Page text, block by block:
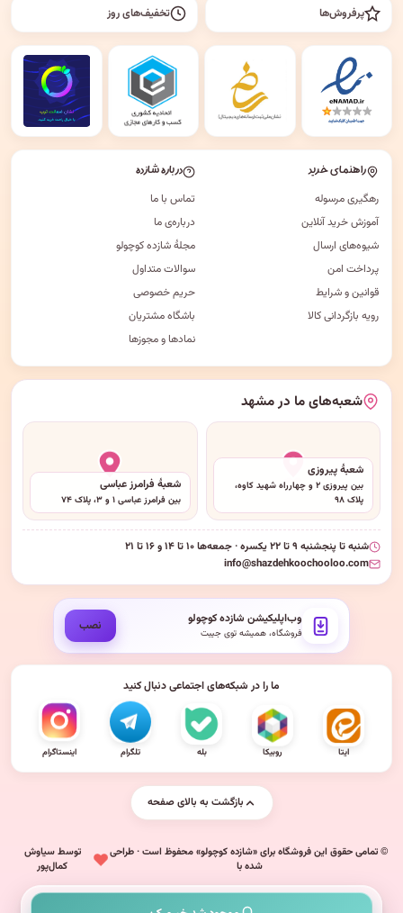
پرفروش‌ها تخفیف‌های روز
راهنمای خرید
رهگیری مرسوله
آموزش خرید آنلاین
شیوه‌های ارسال
پرداخت امن
قوانین و شرایط
رویه بازگردانی کالا
درباره شازده
تماس با ما
درباره‌ی ما
مجلهٔ شازده کوچولو
سوالات متداول
حریم خصوصی
باشگاه مشتریان
نمادها و مجوزها
شعبه‌های ما در مشهد
شعبهٔ پیروزی
بین پیروزی ۲ و چهارراه شهید کاوه،
پلاک ۹۸
شعبهٔ فرامرز عباسی
بین فرامرز عباسی ۱ و ۳، پلاک ۷۴
شنبه تا پنجشنبه ۹ تا ۲۲ یکسره · جمعه‌ها ۱۰ تا ۱۴ و ۱۶ تا ۲۱
info@shazdehkoochooloo.com
وب‌اپلیکیشن شازده کوچولو
فروشگاه، همیشه توی جیبت نصب
ما را در شبکه‌های اجتماعی دنبال کنید
ایتا روبیکا بله تلگرام اینستاگرام
بازگشت به بالای صفحه
© تمامی حقوق این فروشگاه برای «شازده کوچولو» محفوظ است · طراحی
شده با
توسط سیاوش
کمال‌پور